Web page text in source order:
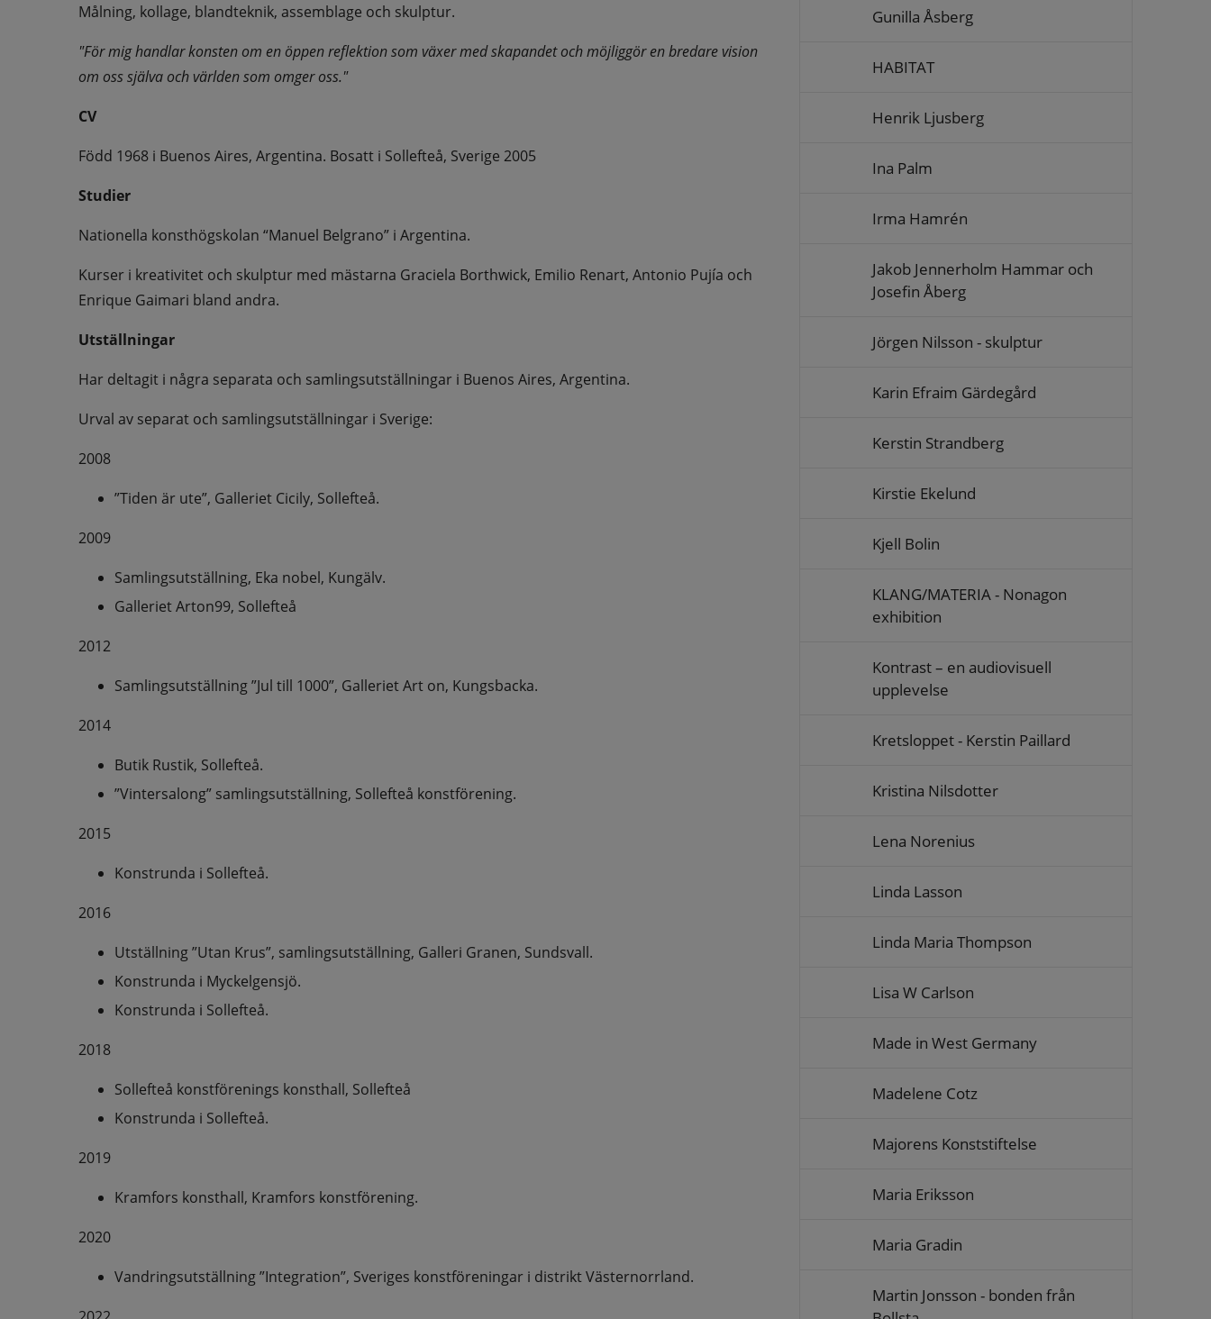
Målning, kollage, blandteknik, assemblage och skulptur.
"För mig handlar konsten om en öppen reflektion som växer med skapandet och möjliggör en bredare vision
om oss själva och världen som omger oss."
CV
Född 1968 i Buenos Aires, Argentina. Bosatt i Sollefteå, Sverige 2005
Studier
Nationella konsthögskolan “Manuel Belgrano” i Argentina.
Kurser i kreativitet och skulptur med mästarna Graciela Borthwick, Emilio Renart, Antonio Pujía och
Enrique Gaimari bland andra.
Utställningar
Har deltagit i några separata och samlingsutställningar i Buenos Aires, Argentina.
Urval av separat och samlingsutställningar i Sverige:
2008
”Tiden är ute”, Galleriet Cicily, Sollefteå.
2009
Samlingsutställning, Eka nobel, Kungälv.
Galleriet Arton99, Sollefteå
2012
Samlingsutställning ”Jul till 1000”, Galleriet Art on, Kungsbacka.
2014
Butik Rustik, Sollefteå.
”Vintersalong” samlingsutställning, Sollefteå konstförening.
2015
Konstrunda i Sollefteå.
2016
Utställning ”Utan Krus”, samlingsutställning, Galleri Granen, Sundsvall.
Konstrunda i Myckelgensjö.
Konstrunda i Sollefteå.
2018
Sollefteå konstförenings konsthall, Sollefteå
Konstrunda i Sollefteå.
2019
Kramfors konsthall, Kramfors konstförening.
2020
Vandringsutställning ”Integration”, Sveriges konstföreningar i distrikt Västernorrland.
Gunilla Åsberg
HABITAT
Henrik Ljusberg
Ina Palm
Irma Hamrén
Jakob Jennerholm Hammar och
Josefin Åberg
Jörgen Nilsson - skulptur
Karin Efraim Gärdegård
Kerstin Strandberg
Kirstie Ekelund
Kjell Bolin
KLANG/MATERIA - Nonagon
exhibition
Kontrast – en audiovisuell
upplevelse
Kretsloppet - Kerstin Paillard
Kristina Nilsdotter
Lena Norenius
Linda Lasson
Linda Maria Thompson
Lisa W Carlson
Made in West Germany
Madelene Cotz
Majorens Konststiftelse
Maria Eriksson
Maria Gradin
Martin Jonsson - bonden från